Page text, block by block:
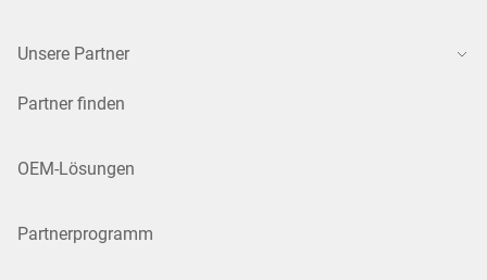
Unsere Partner
Partner finden
OEM-Lösungen
Partnerprogramm